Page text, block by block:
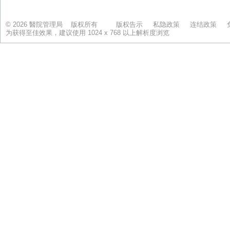
© 2026 醫院管理局 版权所有 版权告示 私隐政策 连结政策
为获得至佳效果，建议使用 1024 x 768 以上解析度浏览